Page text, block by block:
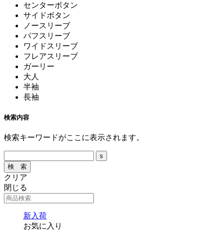
センターボタン
サイドボタン
ノースリーブ
パフスリーブ
ワイドスリーブ
フレアスリーブ
ガーリー
大人
半袖
長袖
検索内容
検索キーワードがここに表示されます。
クリア
閉じる
新入荷
お気に入り